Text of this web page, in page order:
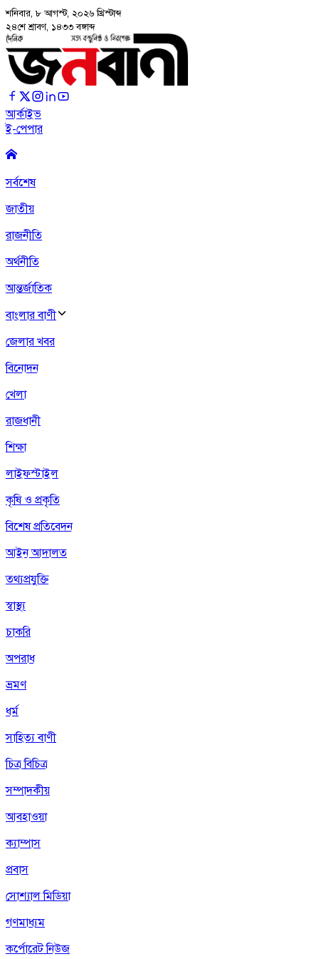
শনিবার, ৮ আগস্ট, ২০২৬ খ্রিস্টাব্দ
২৪শে শ্রাবণ, ১৪৩৩ বঙ্গাব্দ
আর্কাইভ
ই-পেপার
সর্বশেষ
জাতীয়
রাজনীতি
অর্থনীতি
আন্তর্জাতিক
বাংলার বাণী
জেলার খবর
বিনোদন
খেলা
রাজধানী
শিক্ষা
লাইফস্টাইল
কৃষি ও প্রকৃতি
বিশেষ প্রতিবেদন
আইন আদালত
তথ্যপ্রযুক্তি
স্বাস্থ্য
চাকরি
অপরাধ
ভ্রমণ
ধর্ম
সাহিত্য বাণী
চিত্র বিচিত্র
সম্পাদকীয়
আবহাওয়া
ক্যাম্পাস
প্রবাস
সোশ্যাল মিডিয়া
গণমাধ্যম
কর্পোরেট নিউজ